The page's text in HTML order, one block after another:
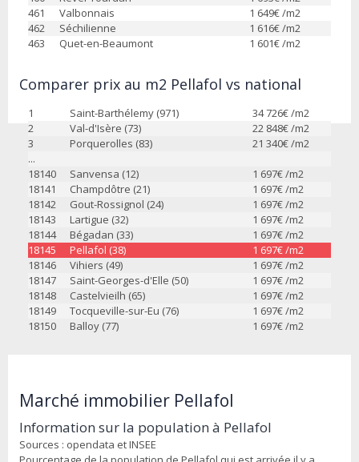
461
Valbonnais 1 649€ /m2
462
Séchilienne 1 616€ /m2
463
Quet-en-Beaumont 1 601€ /m2
Comparer prix au m2 Pellafol vs national
1 Saint-Barthélemy (971) 34 726€ /m2
2
Val-d'Isère (73) 22 848€ /m2
3
Porquerolles (83) 21 340€ /m2
...
18140
Sanvensa (12) 1 697€ /m2
18141
Champdôtre (21) 1 697€ /m2
18142
Gout-Rossignol (24) 1 697€ /m2
18143
Lartigue (32) 1 697€ /m2
18144
Bégadan (33) 1 697€ /m2
18145
Pellafol (38) 1 697€ /m2
18146
Vihiers (49) 1 697€ /m2
18147
Saint-Georges-d'Elle (50) 1 697€ /m2
18148
Castelvieilh (65) 1 697€ /m2
18149
Tocqueville-sur-Eu (76) 1 697€ /m2
18150
Balloy (77) 1 697€ /m2
Marché immobilier Pellafol
Information sur la population à Pellafol
Sources : opendata et INSEE